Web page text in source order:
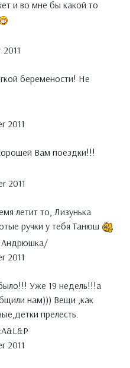
и во мне бы какой то
беремености! Не
2011
Вам поездки!!!
2011
летит то, Лизунька
ручки у тебя Танюш
Андрюшка/
2011
Уже 19 недель!!!а
нам))) Вещи ,как
прелесть.
2011